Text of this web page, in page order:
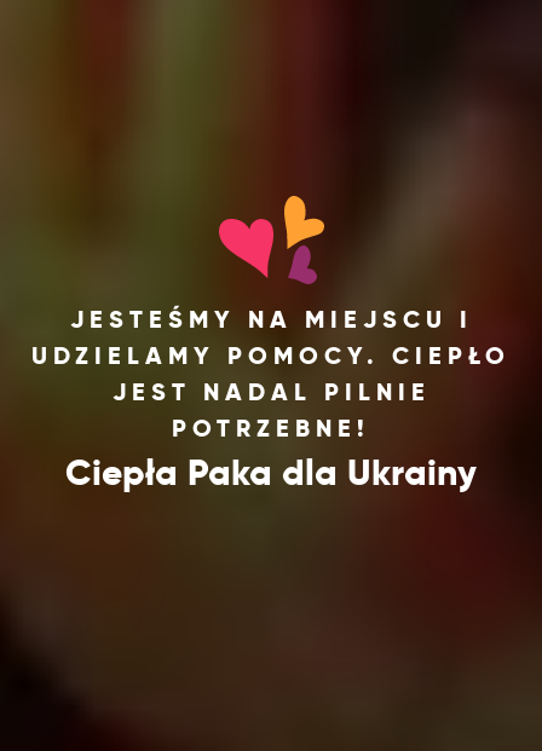
JESTEŚMY NA MIEJSCU I
UDZIELAMY POMOCY. CIEPŁO
JEST NADAL PILNIE
POTRZEBNE!
Ciepła Paka dla Ukrainy